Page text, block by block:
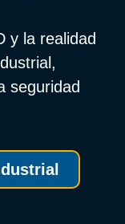
y la realidad
seguridad